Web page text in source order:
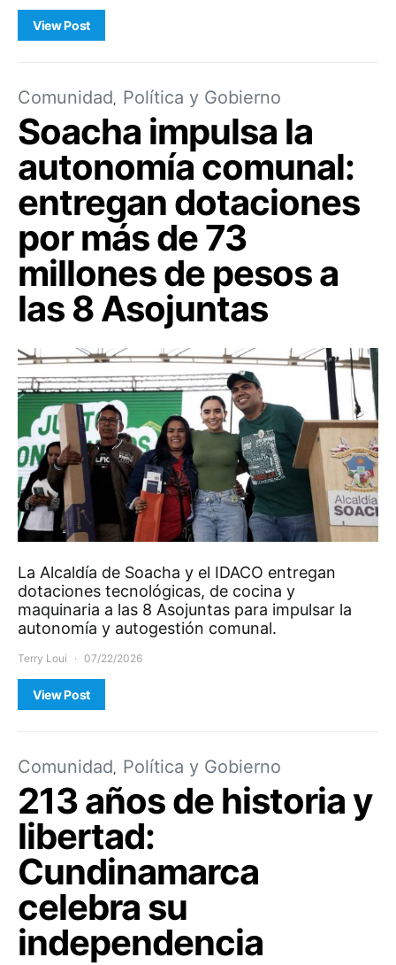
View Post
Comunidad Política y Gobierno
Soacha impulsa la
autonomía comunal:
entregan dotaciones
por más de 73
millones de pesos a
las 8 Asojuntas
La Alcaldía de Soacha y el IDACO entregan
dotaciones tecnológicas, de cocina y
maquinaria a las 8 Asojuntas para impulsar la
autonomía y autogestión comunal.
Terry Loui 07/22/2026
View Post
Comunidad Política y Gobierno
213 años de historia y
libertad:
Cundinamarca
celebra su
independencia